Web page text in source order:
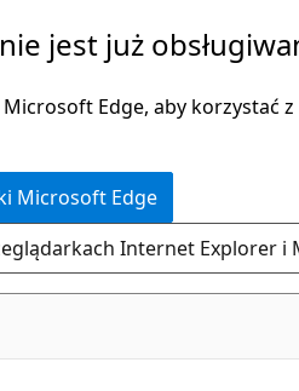
jest już
Edge, aby korzystać
Microsoft Edge
Internet Explorer i